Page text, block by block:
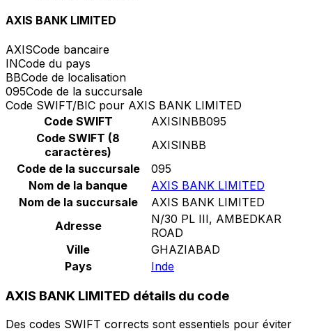
AXIS BANK LIMITED
AXISCode bancaire
INCode du pays
BBCode de localisation
095Code de la succursale
Code SWIFT/BIC pour AXIS BANK LIMITED
Code SWIFT
AXISINBB095
Code SWIFT (8
caractères)
AXISINBB
Code de la succursale
095
Nom de la banque
AXIS BANK LIMITED
Nom de la succursale
AXIS BANK LIMITED
Adresse
N/30 PL III, AMBEDKAR
ROAD
Ville
GHAZIABAD
Pays
Inde
AXIS BANK LIMITED détails du code
Des codes SWIFT corrects sont essentiels pour éviter